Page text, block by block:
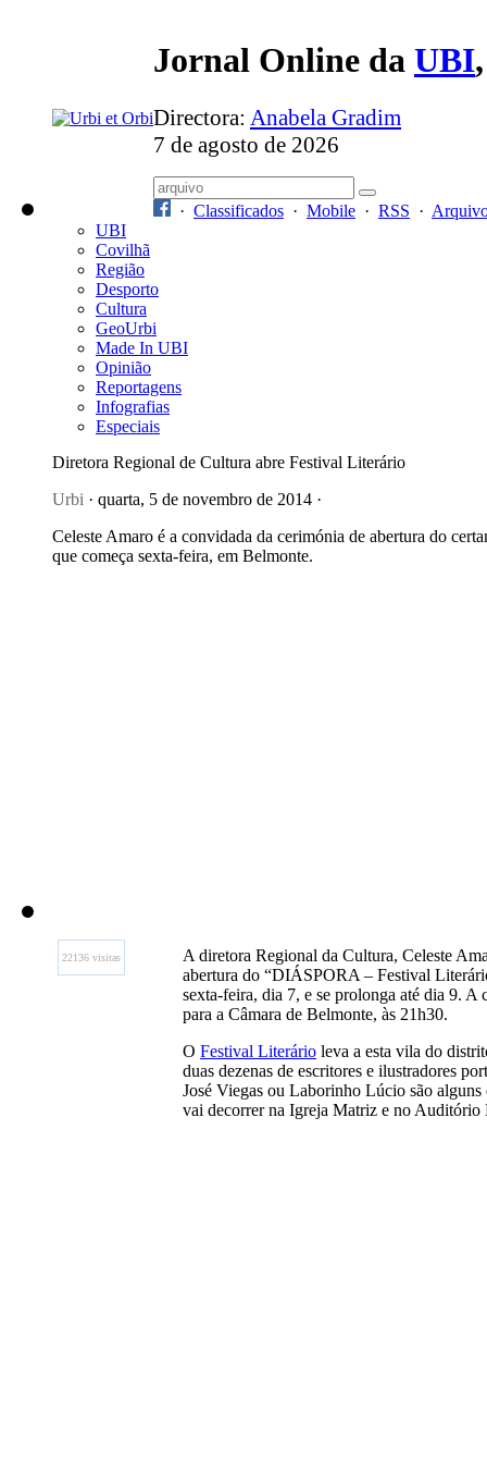
Jornal Online da UBI
Directora: Anabela Gradim
7 de agosto de 2026
· Classificados · Mobile · RSS ·
UBI
Covilhã
Região
Desporto
Cultura
GeoUrbi
Made In UBI
Opinião
Reportagens
Infografias
Especiais
Diretora Regional de Cultura abre Festival Literário
Urbi · quarta, 5 de novembro de 2014 ·
Celeste Amaro é a convidada da cerimónia de abertura do
que começa sexta-feira, em Belmonte.
22136 visitas
A diretora Regional da Cultura, Celeste
abertura do “DIÁSPORA – Festival
sexta-feira, dia 7, e se prolonga até dia 9. A
para a Câmara de Belmonte, às 21h30.
O Festival Literário leva a esta vila do
duas dezenas de escritores e ilustradores
José Viegas ou Laborinho Lúcio são
vai decorrer na Igreja Matriz e no